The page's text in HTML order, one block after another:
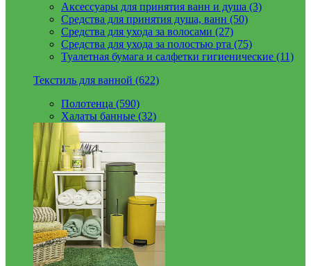
Аксессуары для принятия ванн и душа (3)
Средства для принятия душа, ванн (50)
Средства для ухода за волосами (27)
Средства для ухода за полостью рта (75)
Туалетная бумага и салфетки гигиенические (11)
Текстиль для ванной (622)
Полотенца (590)
Халаты банные (32)